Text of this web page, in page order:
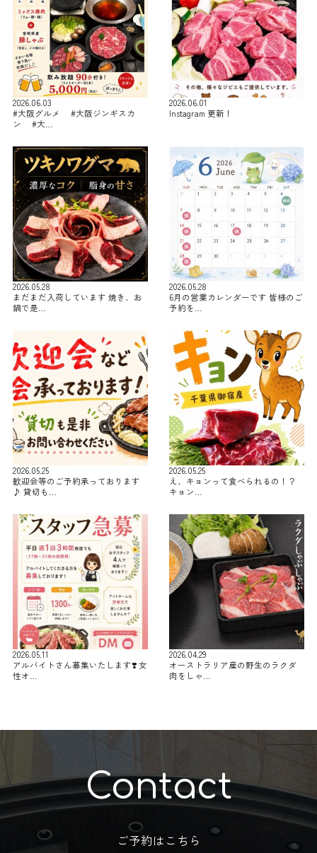
2026.06.03
#大阪グルメ #大阪ジンギスカ
ン #大…
2026.06.01
Instagram 更新！
2026.05.28
まだまだ入荷しています 焼き、お
鍋で是…
2026.05.28
6月の営業カレンダーです 皆様のご
予約を…
2026.05.25
歓迎会等のご予約承っております
♪ 貸切も…
2026.05.25
え、キョンって食べられるの！？
キョン…
2026.05.11
アルバイトさん募集いたします❣️ 女
性オ…
2026.04.29
オーストラリア産の野生のラクダ
肉をしゃ…
Contact
ご予約はこちら